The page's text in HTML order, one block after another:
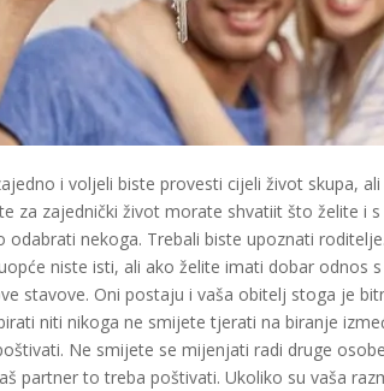
i voljeli biste provesti cijeli život skupa,
za zajednički život morate shvatiit što želite i
odabrati nekoga. Trebali biste upoznati
niste isti, ali ako želite imati dobar odnos
stavove. Oni postaju i vaša obitelj stoga je
niti nikoga ne smijete tjerati na biranje
Ne smijete se mijenjati radi druge
partner to treba poštivati. Ukoliko su vaša